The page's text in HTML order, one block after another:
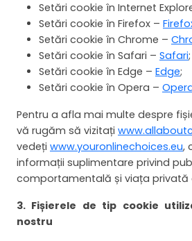
Setări cookie în Internet
Setări cookie în Firefox –
Setări cookie în Chrome –
Setări cookie în Safari – Safari;
Setări cookie în Edge – Edge;
Setări cookie în Opera –
Pentru a afla mai multe despre
vă rugăm să vizitați
vedeți www.youronlinechoices.eu,
informații suplimentare privind
comportamentală și viața privată
3. Fișierele de tip cookie
nostru